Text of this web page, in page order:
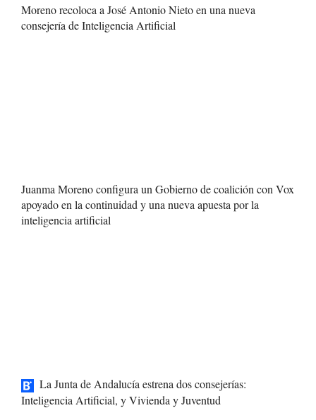
Moreno recoloca a José Antonio Nieto en una nueva
consejería de Inteligencia Artificial
Juanma Moreno configura un Gobierno de coalición con Vox
apoyado en la continuidad y una nueva apuesta por la
inteligencia artificial
La Junta de Andalucía estrena dos consejerías:
Inteligencia Artificial, y Vivienda y Juventud